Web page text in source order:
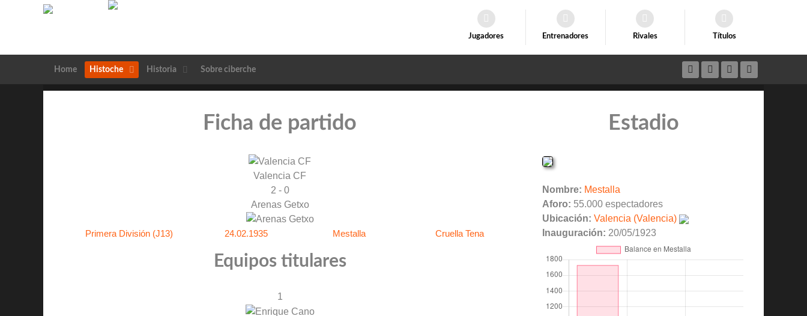
Jugadores Entrenadores Rivales Títulos
Home Histoche Historia Sobre ciberche
Ficha de partido
Valencia CF
2 - 0
Arenas Getxo
Primera División (J13) 24.02.1935 Mestalla Cruella Tena
Equipos titulares
1
Estadio
Nombre: Mestalla
Aforo: 55.000 espectadores
Ubicación: Valencia (Valencia)
Inauguración: 20/05/1923